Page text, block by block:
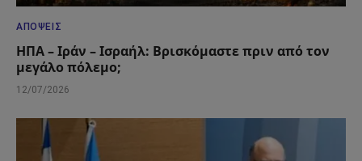
ΑΠΌΨΕΙΣ
ΗΠΑ – Ιράν – Ισραήλ: Βρισκόμαστε πριν από τον
μεγάλο πόλεμο;
12/07/2026